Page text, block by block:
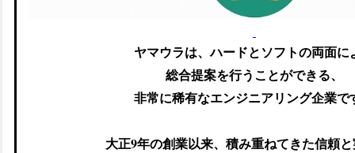
ヤマウラは、ハードとソフトの両面に
総合提案を行うことができる、
非常に稀有なエンジニアリング企業で
大正9年の創業以来、積み重ねてきた信頼